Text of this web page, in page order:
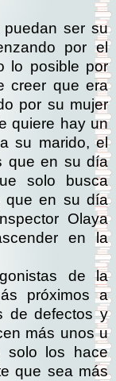
ser su
por el
lo posible por
creer que era
por su mujer
quiere hay un
su marido, el
que en su día
solo busca
que en su día
Olaya
en la
de la
próximos a
de defectos y
más unos u
solo los hace
que sea más